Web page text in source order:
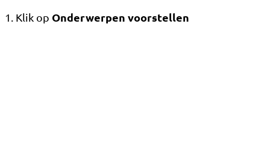
1. Klik op Onderwerpen voorstellen